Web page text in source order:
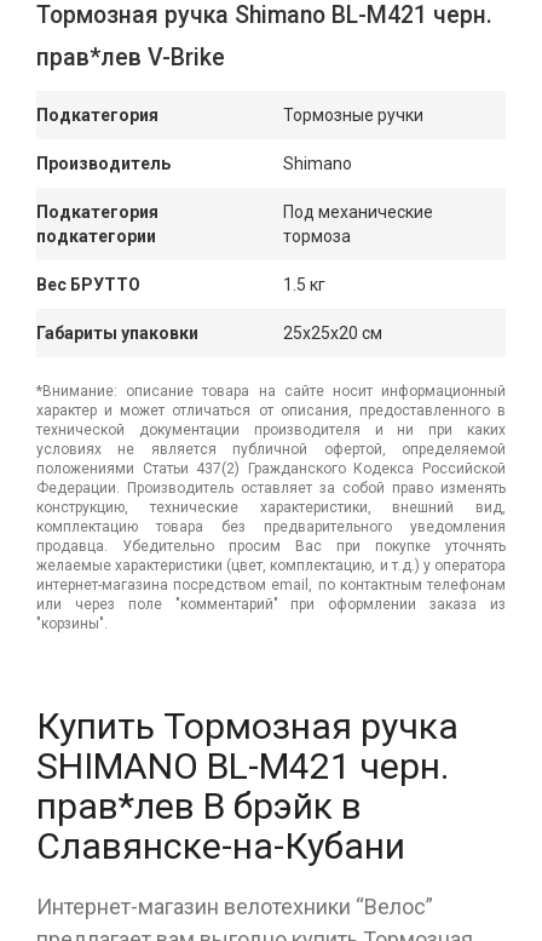
Тормозная ручка Shimano BL-M421 черн.
прав*лев V-Brike
Подкатегория Тормозные ручки
Производитель Shimano
Подкатегория
подкатегории
Под механические
тормоза
Вес БРУТТО 1.5 кг
Габариты упаковки 25x25x20 см
*Внимание: описание товара на сайте носит информационный
характер и может отличаться от описания, предоставленного в
технической документации производителя и ни при каких
условиях не является публичной офертой, определяемой
положениями Статьи 437(2) Гражданского Кодекса Российской
Федерации. Производитель оставляет за собой право изменять
конструкцию, технические характеристики, внешний вид,
комплектацию товара без предварительного уведомления
продавца. Убедительно просим Вас при покупке уточнять
желаемые характеристики (цвет, комплектацию, и т.д.) у оператора
интернет-магазина посредством email, по контактным телефонам
или через поле "комментарий" при оформлении заказа из
"корзины".
Купить Тормозная ручка
SHIMANO BL-M421 черн.
прав*лев В брэйк в
Славянске-на-Кубани
Интернет-магазин велотехники “Велос”